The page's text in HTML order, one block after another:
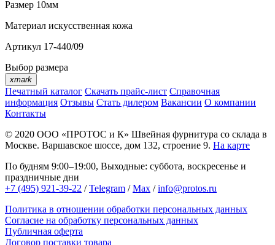
Размер 10мм
Материал искусственная кожа
Артикул 17-440/09
Выбор размера
xmark
Печатный каталог Скачать прайс-лист Справочная
информация Отзывы Стать дилером Вакансии О компании
Контакты
© 2020 ООО «ПРОТОС и К» Швейная фурнитура со склада в
Москве. Варшавское шоссе, дом 132, строение 9. На карте
По будням 9:00–19:00, Выходные: суббота, воскресенье и
праздничные дни
+7 (495) 921-39-22 /Telegram /Max /info@protos.ru
Политика в отношении обработки персональных данных
Согласие на обработку персональных данных
Публичная оферта
Договор поставки товара